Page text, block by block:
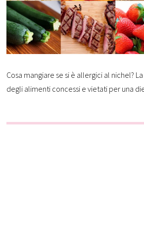
Cosa mangiare se si è allergici al nichel?
degli alimenti concessi e vietati per una